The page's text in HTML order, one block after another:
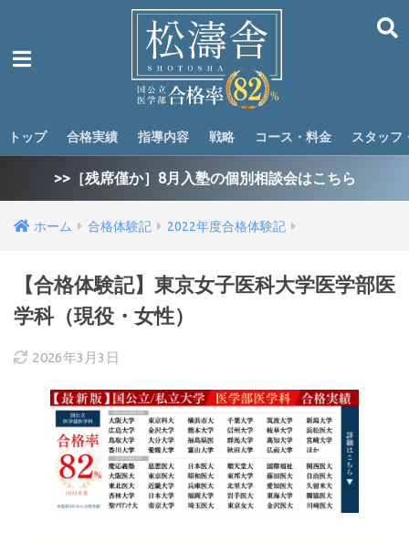
トップ 合格実績 指導内容 戦略 コース・料金 スタッフ
>>［残席僅か］8月入塾の個別相談会はこちら
ホーム 合格体験記 2022年度合格体験記
【合格体験記】東京女子医科大学医学部医
学科（現役・女性）
2026年3月3日